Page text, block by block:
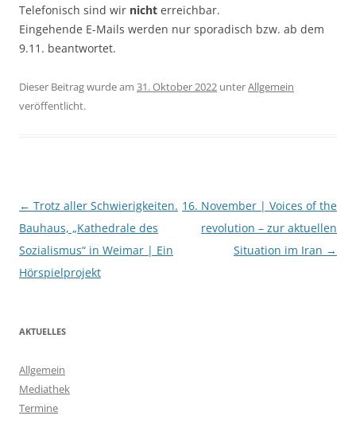
Telefonisch sind wir nicht erreichbar.
Eingehende E-Mails werden nur sporadisch bzw. ab dem
9.11. beantwortet.
Dieser Beitrag wurde am 31. Oktober 2022 unterAllgemein
veröffentlicht.
Beitragsnavigation
← Trotz aller Schwierigkeiten.
Bauhaus, „Kathedrale des
Sozialismus“ in Weimar | Ein
Hörspielprojekt
16. November | Voices of the
revolution – zur aktuellen
Situation im Iran →
AKTUELLES
Allgemein
Mediathek
Termine